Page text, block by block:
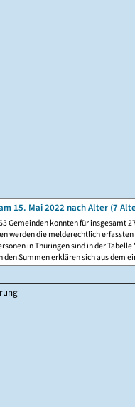
15. Mai 2022 nach Alter (7
Gemeinden konnten für insgesamt
werden die melderechtlich
in Thüringen sind in der
den Summen erklären sich aus dem